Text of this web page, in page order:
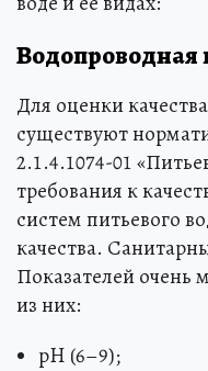
Водопроводная
Для оценки
существуют
2.1.4.1074-01
требования к
систем питьевого
качества.
Показателей очень
из них:
pH (6–9);